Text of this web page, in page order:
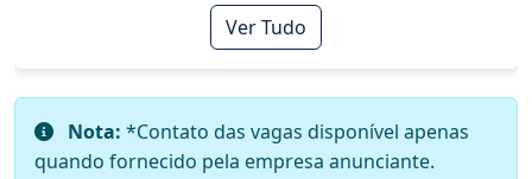
Ver Tudo
Nota: *Contato das vagas disponível apenas
quando fornecido pela empresa anunciante.